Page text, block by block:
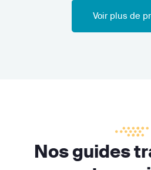
Voir plus de
Nos guides